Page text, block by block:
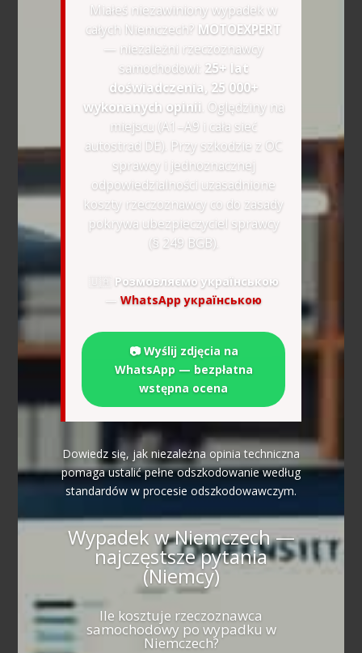
Miałeś niezawiniony wypadek w
całych Niemczech? MOTOEXPERT
— niezależni rzeczoznawcy
samochodowi: 25+ lat
doświadczenia, 25 000+
wykonanych opinii . Oględziny na
miejscu (A1–A9 i cała sieć
autostrad DE). Przy szkodzie z OC
sprawcy i jednoznacznej
odpowiedzialności uzasadnione
koszty rzeczoznawcy co do zasady
pokrywa ubezpieczyciel sprawcy
(§ 249 BGB).
🇺🇦 Розмовляємо українською
— WhatsApp українською
📷 Wyślij zdjęcia na
WhatsApp — bezpłatna
wstępna ocena
Dowiedz się, jak niezależna opinia techniczna
pomaga ustalić pełne odszkodowanie według
standardów w procesie odszkodowawczym.
Wypadek w Niemczech —
najczęstsze pytania
(Niemcy)
Ile kosztuje rzeczoznawca
samochodowy po wypadku w
Niemczech?